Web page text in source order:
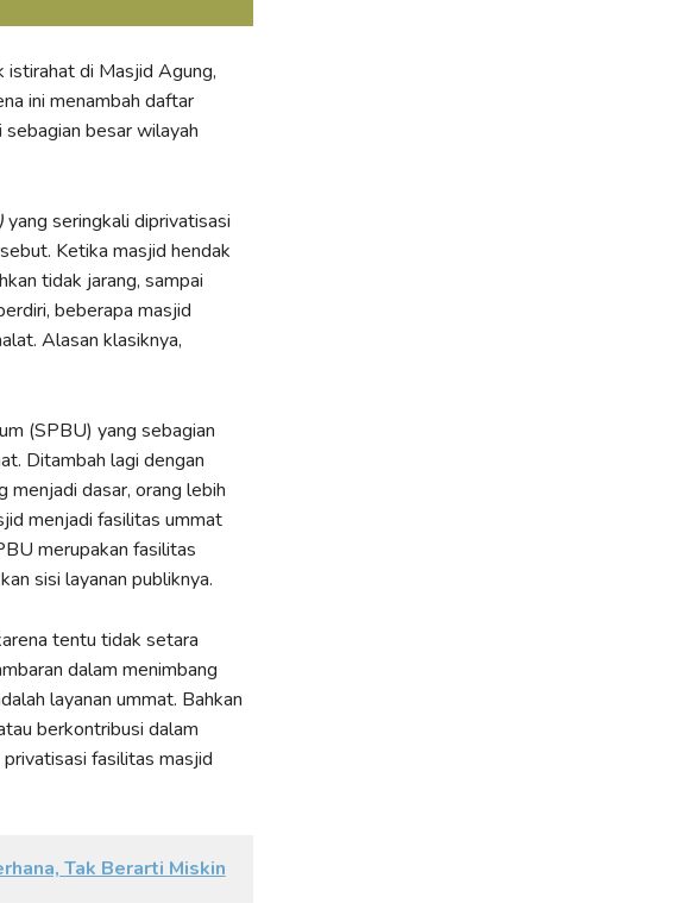
istirahat di Masjid Agung,
ini menambah daftar
besar wilayah
yang seringkali diprivatisasi
Ketika masjid hendak
tidak jarang, sampai
beberapa masjid
Alasan klasiknya,
(SPBU) yang sebagian
Ditambah lagi dengan
menjadi dasar, orang lebih
menjadi fasilitas ummat
merupakan fasilitas
sisi layanan publiknya.
tentu tidak setara
dalam menimbang
layanan ummat. Bahkan
berkontribusi dalam
fasilitas masjid
Tak Berarti Miskin